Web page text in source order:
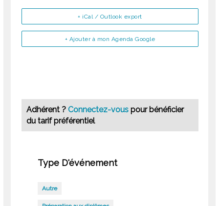
+ Ajouter à mon Agenda Google
+ iCal / Outlook export
Adhérent ?Connectez-vouspour bénéficier
du tarif préférentiel
Type D'événement
Autre